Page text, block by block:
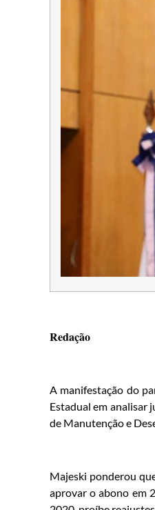
Redação
A manifestação do
Estadual em analisar
de Manutenção e
Majeski ponderou
aprovar o abono em